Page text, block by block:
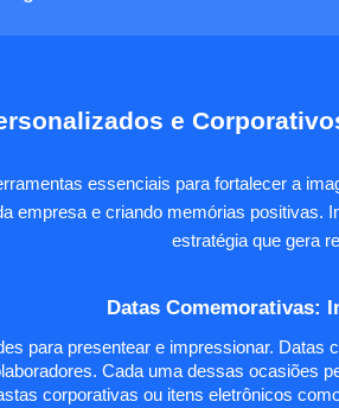
e
essenciais para fortalecer a
empresa e criando memórias
estratégia que gera
Datas Comemorativas:
para presentear e impressionar. Datas
Cada uma dessas ocasiões
corporativas ou itens eletrônicos